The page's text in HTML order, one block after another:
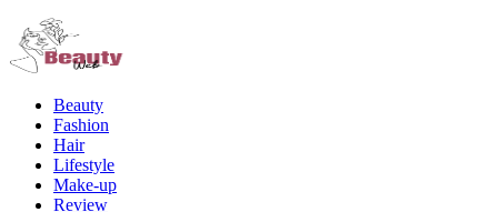
Beauty
Fashion
Hair
Lifestyle
Make-up
Review